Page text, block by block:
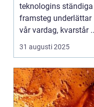
teknologins ständiga
framsteg underlättar
vår vardag, kvarstår
31 augusti 2025